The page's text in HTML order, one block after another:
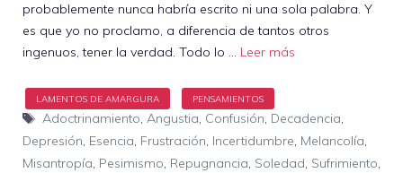
probablemente nunca habría escrito ni una sola palabra. Y
es que yo no proclamo, a diferencia de tantos otros
ingenuos, tener la verdad. Todo lo … Leer más
Etiquetas
Adoctrinamiento Angustia Confusión Decadencia
Depresión Esencia Frustración Incertidumbre Melancolía
Misantropía Pesimismo Repugnancia Soledad Sufrimiento